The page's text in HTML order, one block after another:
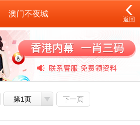
澳门不夜城
返回
第1页 下一页